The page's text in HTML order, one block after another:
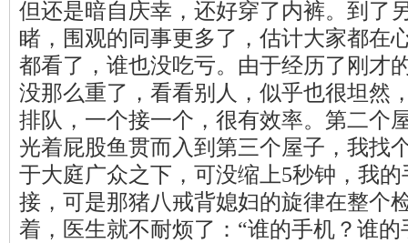
但还是暗自庆幸，还好穿了内裤。到了
睹，围观的同事更多了，估计大家都在
都看了，谁也没吃亏。由于经历了刚才
没那么重了，看看别人，似乎也很坦然
排队，一个接一个，很有效率。第二个
光着屁股鱼贯而入到第三个屋子，我找
于大庭广众之下，可没缩上5秒钟，我
接，可是那猪八戒背媳妇的旋律在整个
着，医生就不耐烦了：“谁的手机？谁